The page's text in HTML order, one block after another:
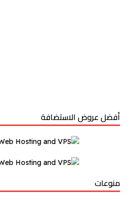
أفضل عروض الاستضافة
منوعات